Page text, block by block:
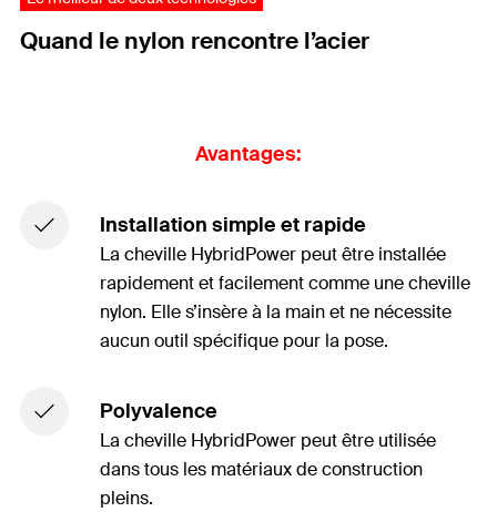
Quand le nylon rencontre l’acier
Avantages:
Installation simple et rapide
La cheville HybridPower peut être installée
rapidement et facilement comme une cheville
nylon. Elle s’insère à la main et ne nécessite
aucun outil spécifique pour la pose.
Polyvalence
La cheville HybridPower peut être utilisée
dans tous les matériaux de construction
pleins.